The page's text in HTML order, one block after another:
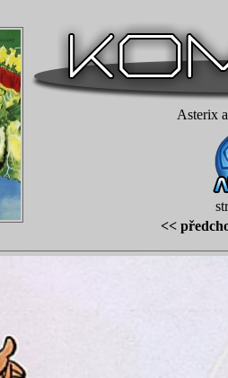
Asterix
<<